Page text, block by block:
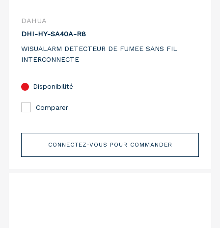
DAHUA
DHI-HY-SA40A-R8
WISUALARM DETECTEUR DE FUMEE SANS FIL
INTERCONNECTE
Disponibilité
Comparer
CONNECTEZ-VOUS POUR COMMANDER